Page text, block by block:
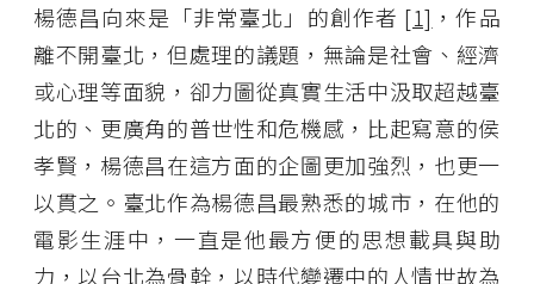
楊德昌向來是「非常臺北」的創作者 [1] ，作品
離不開臺北，但處理的議題，無論是社會、經濟
或心理等面貌，卻力圖從真實生活中汲取超越臺
北的、更廣角的普世性和危機感，比起寫意的侯
孝賢，楊德昌在這方面的企圖更加強烈，也更一
以貫之。臺北作為楊德昌最熟悉的城市，在他的
電影生涯中，一直是他最方便的思想載具與助
力，以台北為骨幹，以時代變遷中的人情世故為